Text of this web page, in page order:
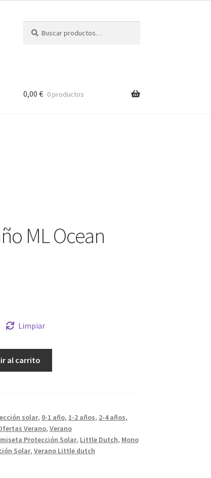
por:
0,00 € 0 productos
ML Ocean
es:
€.
Limpiar
al carrito
solar, 0-1 año, 1-2 años, 2-4 años,
Verano, Verano
Protección Solar, Little Dutch, Mono
Solar, Verano Little dutch